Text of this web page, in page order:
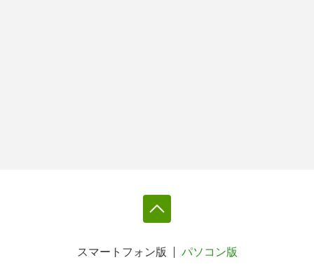
スマートフォン版 パソコン版